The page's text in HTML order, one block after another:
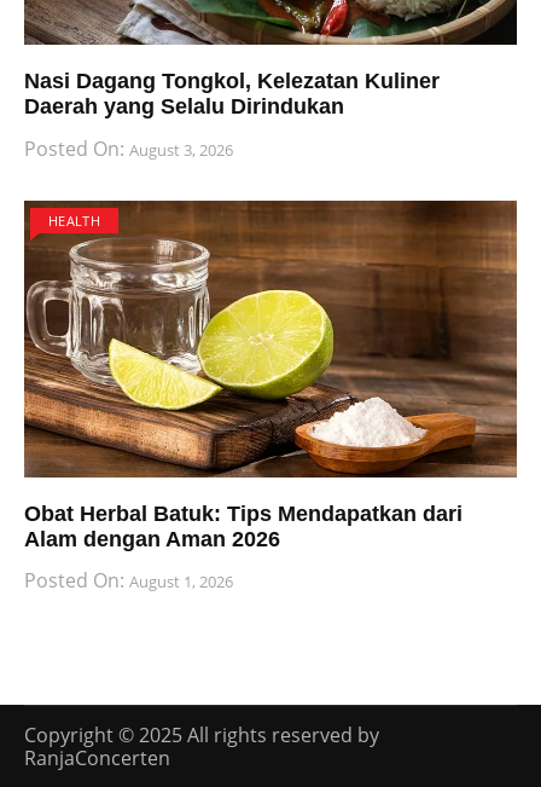
Nasi Dagang Tongkol, Kelezatan Kuliner
Daerah yang Selalu Dirindukan
Posted On: August 3, 2026
HEALTH
Obat Herbal Batuk: Tips Mendapatkan dari
Alam dengan Aman 2026
Posted On: August 1, 2026
Copyright © 2025 All rights reserved by
RanjaConcerten